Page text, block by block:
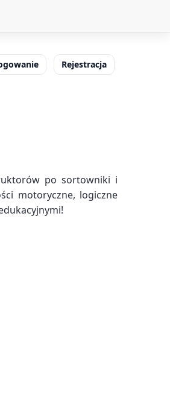
Rejestracja
po sortowniki i
motoryczne, logiczne